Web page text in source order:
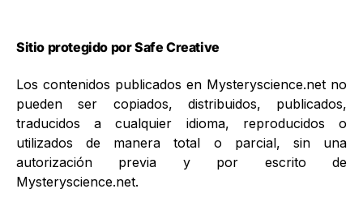
Sitio protegido por Safe Creative
Los contenidos publicados en Mysteryscience.net no
pueden ser copiados, distribuidos, publicados,
traducidos a cualquier idioma, reproducidos o
utilizados de manera total o parcial, sin una
autorización previa y por escrito de
Mysteryscience.net.